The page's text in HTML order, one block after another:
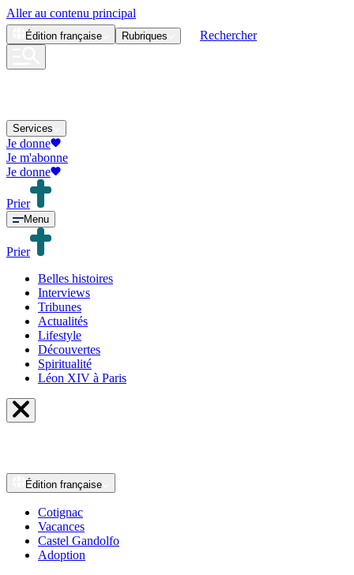
Aller au contenu principal
Édition française Rubriques Rechercher
Services
Je donne
Je m'abonne
Je donne
Prier
Menu
Prier
Belles histoires
Interviews
Tribunes
Actualités
Lifestyle
Découvertes
Spiritualité
Léon XIV à Paris
Édition française
Cotignac
Vacances
Castel Gandolfo
Adoption